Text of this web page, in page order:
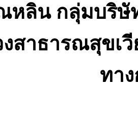
กลุ่มบริษัทบ่
งสาธารณสุขเ
ทา